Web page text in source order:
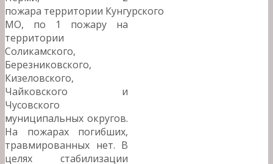
пожара территории Кунгурского
МО, по 1 пожару на
территории
Соликамского,
Березниковского,
Кизеловского,
Чайковского и
Чусовского
муниципальных округов.
На пожарах погибших,
травмированных нет. В
целях стабилизации